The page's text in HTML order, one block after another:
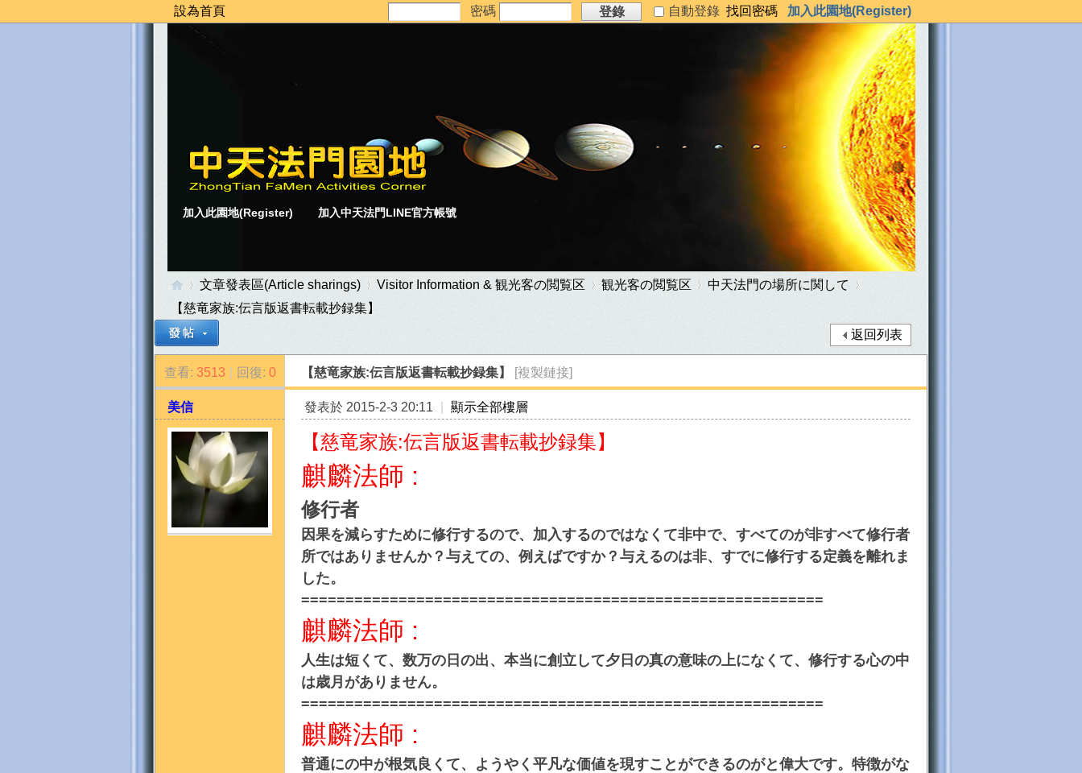
設為首頁 密碼 登錄 自動登錄 找回密碼 加入此園地(Register)
加入此園地(Register) 加入中天法門LINE官方帳號
中»
文章發表區(Article sharings)
›
Visitor Information & 観光客の閲覧区
›
観光客の閲覧区
›
中天法門の場所に関して
›
【慈竜家族:伝言版返書転載抄録集】
返回列表
查看: 3513 回復: 0 【慈竜家族:伝言版返書転載抄録集】 [複製鏈接]
美信 發表於 2015-2-3 20:11 顯示全部樓層
【慈竜家族:伝言版返書転載抄録集】
麒麟法師 :
修行者
因果を減らすために修行するので、加入するのではなくて非中で、すべてのが非すべて修行者
所ではありませんか？与えての、例えばですか？与えるのは非、すでに修行する定義を離れま
した。
===========================================================
麒麟法師 :
人生は短くて、数万の日の出、本当に創立して夕日の真の意味の上になくて、修行する心の中
は歳月がありません。
===========================================================
麒麟法師 :
普通にの中が根気良くて、ようやく平凡な価値を現すことができるのがと偉大です。特徴がな